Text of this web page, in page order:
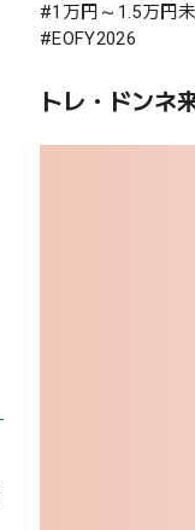
#1万円～1.5万円
#EOFY2026
トレ・ドンネ